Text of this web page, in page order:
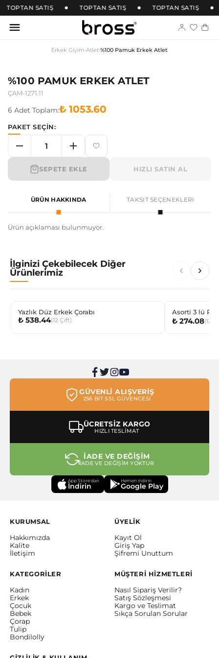
TOPTAN SATIŞ TOPTAN SATIŞ TOPTAN SATIŞ
Erkek Giyim›Atlet›%100 Pamuk Erkek Atlet
%100 PAMUK ERKEK ATLET
ÇAM-1271.11
6 Adet Toplam:₺ 1053.60
PAKET SEÇİN:
SEPETE EKLE HIZLI SATIN AL
ÜRÜN HAKKINDA TAKSIT SEÇENEKLERI
Ürün açıklaması bulunmuyor.
İlginizi Çekebilecek Diğer
Ürünlerimiz
Yazlık Düz Erkek Çorabı
₺ 538.44(12 Çift)
Asorti 3 lü
Bebek Patik
₺ 274.08(12
GÜVENLİ ALIŞVERİŞ
256 BİT SSL GÜVENCESİ
ÜCRETSİZ KARGO
HIZLI TESLİMAT
İADE VE DEĞİŞİM
İADE VE DEĞİŞİM YOKTUR
App Store'dan
İndirin
Hemen indirin
Google Play
KURUMSAL
Hakkımızda
Kalite
İletişim
ÜYELİK
Kayıt Ol
Giriş Yap
Şifremi Unuttum
KATEGORİLER
Kadın
Erkek
Çocuk
Bebek
Çorap
Tulip
Bondilolly
MÜŞTERİ HİZMETLERİ
Nasıl Sipariş Verilir?
Satış Sözleşmesi
Kargo ve Teslimat
Sıkça Sorulan Sorular